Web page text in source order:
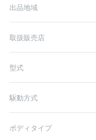
出品地域
取扱販売店
型式
駆動方式
ボディタイプ